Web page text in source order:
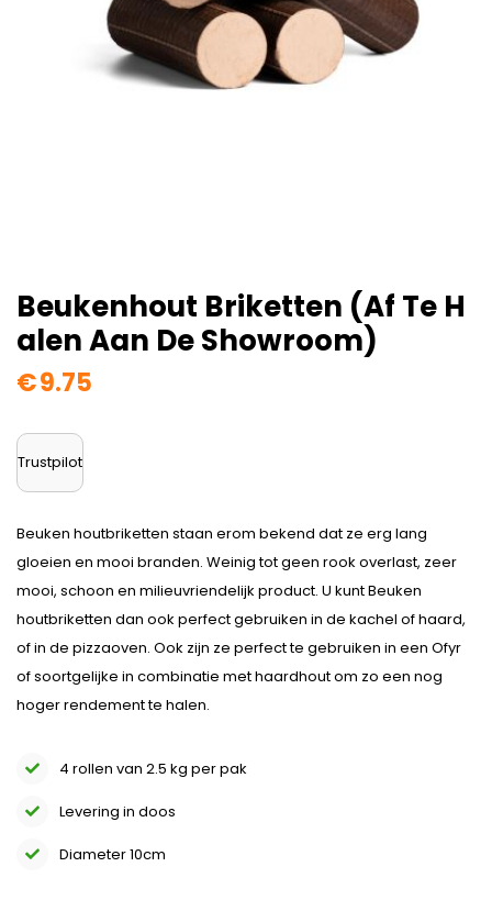
Beukenhout Briketten (af Te H
Alen Aan De Showroom)
€9.75
Trustpilot
Beuken houtbriketten staan erom bekend dat ze erg lang
gloeien en mooi branden. Weinig tot geen rook overlast, zeer
mooi, schoon en milieuvriendelijk product. U kunt Beuken
houtbriketten dan ook perfect gebruiken in de kachel of haard,
of in de pizzaoven. Ook zijn ze perfect te gebruiken in een Ofyr
of soortgelijke in combinatie met haardhout om zo een nog
hoger rendement te halen.
4 rollen van 2.5 kg per pak
Levering in doos
Diameter 10cm